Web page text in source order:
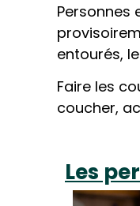
Personnes
entourés,
Faire les
coucher,
Les